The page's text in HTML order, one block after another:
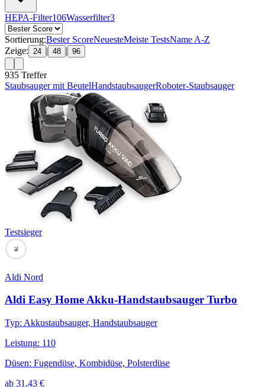
HEPA-Filter106Wasserfilter3
Sortierung:Bester ScoreNeuesteMeiste TestsName A-Z
Zeige:
24 | 48 | 96
935 Treffer
Staubsauger mit BeutelHandstaubsaugerRoboter-Staubsauger
Testsieger
79
Aldi Nord
Aldi Easy Home Akku-Handstaubsauger Turbo
Typ: Akkustaubsauger, Handstaubsauger
Leistung: 110
Düsen: Fugendüse, Kombidüse, Polsterdüse
ab 31,43 €